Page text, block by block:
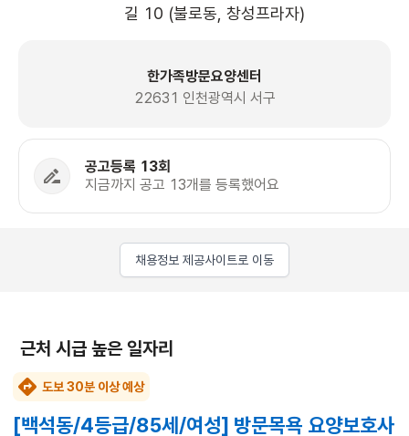
길 10 (불로동, 창성프라자)
한가족방문요양센터
22631 인천광역시 서구
공고등록 13회
지금까지 공고 13개를 등록했어요
채용정보 제공사이트로 이동
근처 시급 높은 일자리
도보 30분 이상 예상
[백석동/4등급/85세/여성] 방문목욕 요양보호사